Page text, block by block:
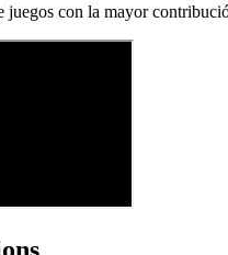
juegos con la mayor